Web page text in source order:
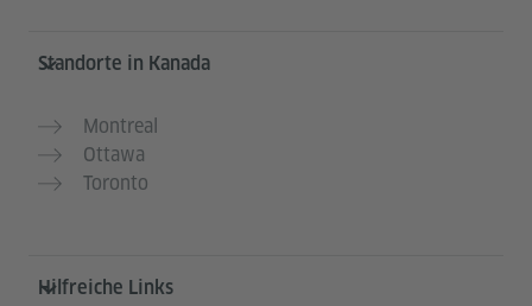
Service- und Informationsbereich
Standorte in Kanada
Montreal
Ottawa
Toronto
Hilfreiche Links